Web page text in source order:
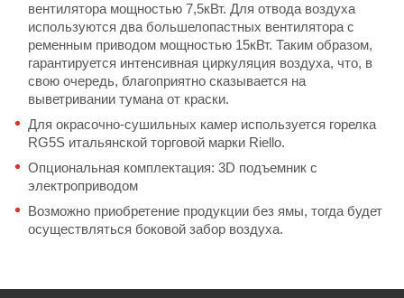
вентилятора мощностью 7,5кВт. Для отвода воздуха
используются два большелопастных вентилятора с
ременным приводом мощностью 15кВт. Таким образом,
гарантируется интенсивная циркуляция воздуха, что, в
свою очередь, благоприятно сказывается на
выветривании тумана от краски.
Для окрасочно-сушильных камер используется горелка
RG5S итальянской торговой марки Riello.
Опциональная комплектация: 3D подъемник с
электроприводом
Возможно приобретение продукции без ямы, тогда будет
осуществляться боковой забор воздуха.